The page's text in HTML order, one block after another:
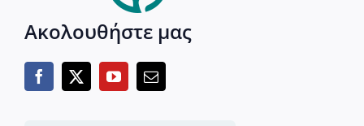
Ακολουθήστε μας